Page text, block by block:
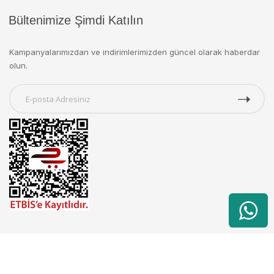
Bültenimize Şimdi Katılın
Kampanyalarımızdan ve indirimlerimizden güncel olarak haberdar
olun.